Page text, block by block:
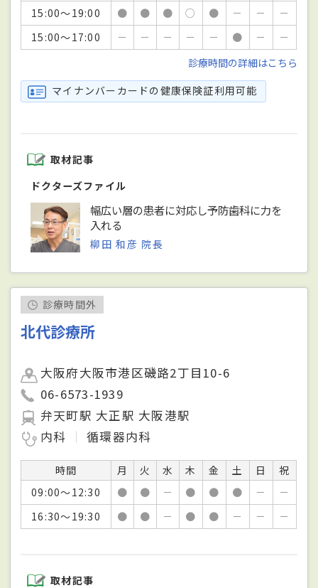
15:00～19:00 ● ● ● ○ ● － －
－
15:00～17:00
－ － － － － ● －
－
診療時間の詳細はこちら
マイナンバーカードの健康保険証利用可能
取材記事
ドクターズファイル
幅広い層の患者に対応し予防歯科に力を
入れる
柳田 和彦 院長
診療時間外
北代診療所
大阪府大阪市港区磯路2丁目10-6
06-6573-1939
弁天町駅 大正駅 大阪港駅
内科
循環器内科
時間 月 火 水 木 金 土 日
祝
09:00～12:30
● ● － ● ● ● －
－
16:30～19:30
● ● － ● ● － － －
取材記事